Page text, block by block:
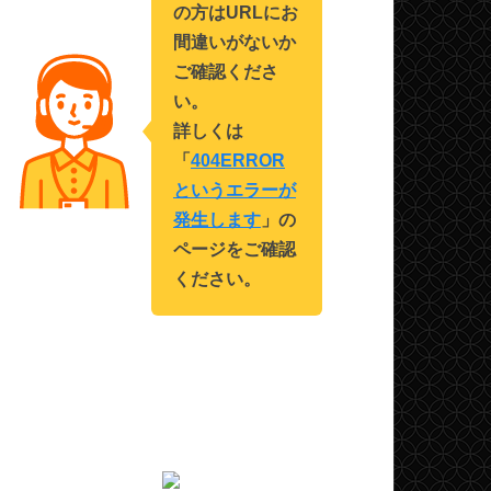
の方はURLにお
間違いがないか
ご確認くださ
い。
詳しくは
「 404ERROR
というエラーが
発生します 」の
ページをご確認
ください。